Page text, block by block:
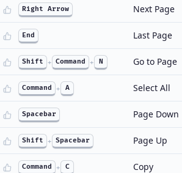
Right Arrow Next Page
End Last Page
Shift + Command + N Go to Page
Command + A Select All
Spacebar Page Down
Shift + Spacebar Page Up
Command + C Copy